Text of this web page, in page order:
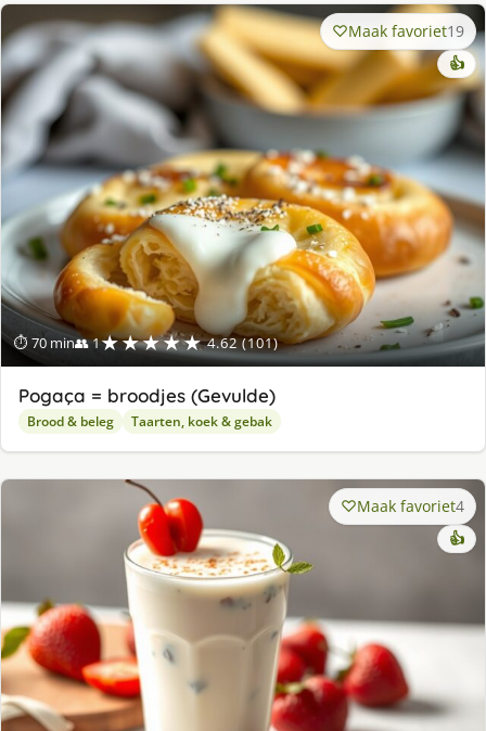
⏱ 70 min👥 1★★★★★ 4.62 (101)
Maak favoriet19
👍
Pogaça = broodjes (Gevulde)
Brood & beleg Taarten, koek & gebak
Maak favoriet4
👍